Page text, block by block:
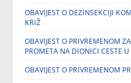
OBAVIJEST O DEZINSEKCIJI
KRIŽ
OBAVIJEST O PRIVREMENOM
PROMETA NA DIONICI CESTE
OBAVIJEST O PRIVREMENOM